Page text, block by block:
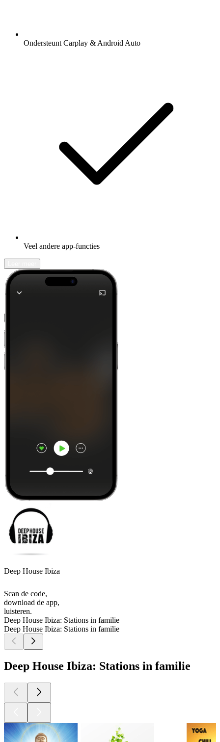
Ondersteunt Carplay & Android Auto
Veel andere app-functies
Deep House Ibiza
Scan de code,
download de app,
luisteren.
Deep House Ibiza: Stations in familie
Deep House Ibiza: Stations in familie
Deep House Ibiza: Stations in familie